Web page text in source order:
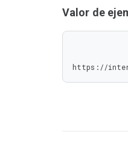
Valor de
https://